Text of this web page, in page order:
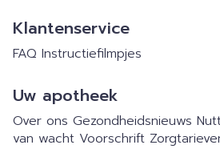
Klantenservice
FAQ Instructiefilmpjes
Uw apotheek
Over ons Gezondheidsnieuws
van wacht Voorschrift